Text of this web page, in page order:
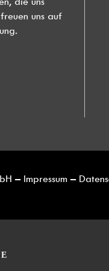
uns auf
– Impressum –